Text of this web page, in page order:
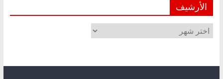
الأرشيف
الأرشيف